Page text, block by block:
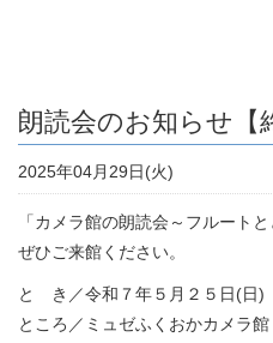
朗読会のお知らせ【
2025年04月29日(火)
「カメラ館の朗読会～フルート
ぜひご来館ください。
と き／令和７年５月２５日(日
ところ／ミュゼふくおかカメラ館